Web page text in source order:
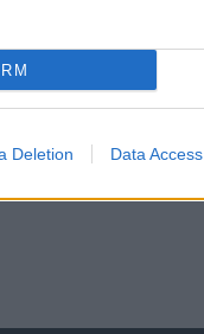
Deletion Data Access